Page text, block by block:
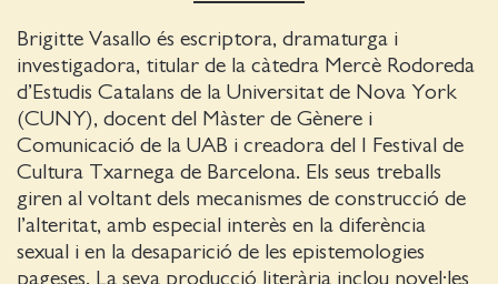
Brigitte Vasallo és escriptora, dramaturga i
investigadora, titular de la càtedra Mercè Rodoreda
d’Estudis Catalans de la Universitat de Nova York
(CUNY), docent del Màster de Gènere i
Comunicació de la UAB i creadora del I Festival de
Cultura Txarnega de Barcelona. Els seus treballs
giren al voltant dels mecanismes de construcció de
l’alteritat, amb especial interès en la diferència
sexual i en la desaparició de les epistemologies
pageses. La seva producció literària inclou novel·les